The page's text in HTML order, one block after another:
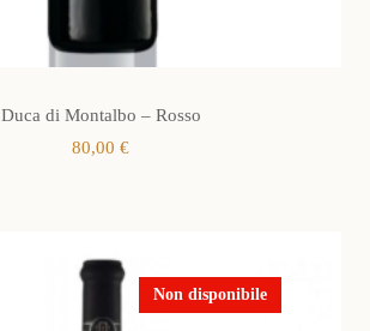
Duca di Montalbo – Rosso
80,00€
Non disponibile